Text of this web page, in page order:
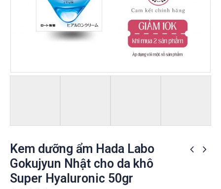
Kem dưỡng ẩm Hada Labo
Gokujyun Nhật cho da khô
Super Hyaluronic 50gr